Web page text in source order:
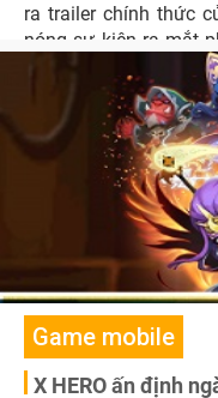
ra trailer chính thức
nóng sự kiện ra mắt
ngày 29/10 tới đây.
Game mobile
X HERO ấn định